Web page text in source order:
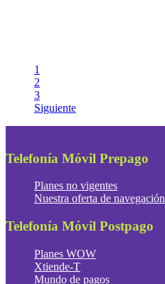
1
2
3
Siguiente
Telefonía Móvil Prepago
Planes no vigentes
Nuestra oferta de navegación
Telefonía Móvil Postpago
Planes WOW
Xtiende-T
Mundo de pagos